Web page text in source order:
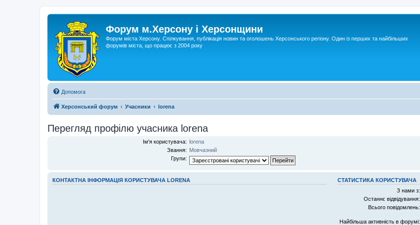
Форум м.Херсону і Херсонщини
Форум міста Херсону. Спілкування, публікація новин та оголошень Херсонського регіону. Один із перших та найбільших
форумів міста, що працює з 2004 року
Допомога
Херсонський форум Учасники lorena
Перегляд профілю учасника lorena
Ім'я користувача: lorena
Звання: Мовчазний
Групи:
КОНТАКТНА ІНФОРМАЦІЯ КОРИСТУВАЧА LORENA
СТАТИСТИКА КОРИСТУВАЧА
З нами з:
Останнє відвідування:
Всього повідомлень:
Найбільша активність в форумі: